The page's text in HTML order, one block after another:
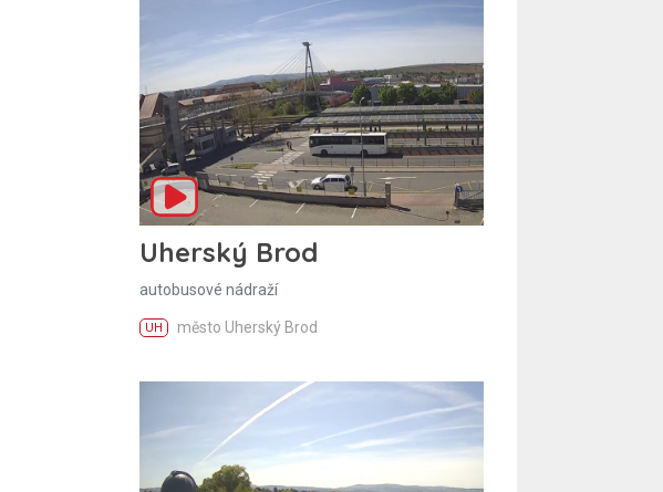
Uherský Brod
autobusové nádraží
UH město Uherský Brod